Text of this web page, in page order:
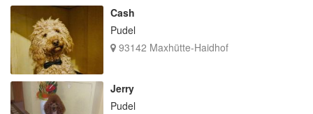
Cash
Pudel
93142 Maxhütte-Haidhof
Jerry
Pudel